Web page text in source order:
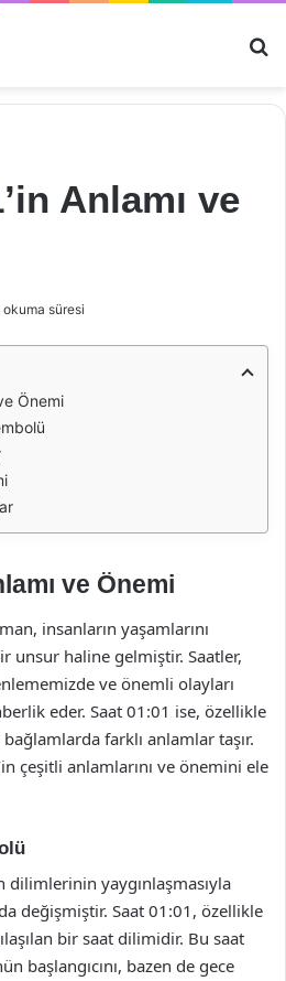
Anlamı ve
süresi
Önemi
ve Önemi
insanların yaşamlarını
unsur haline gelmiştir. Saatler,
ve önemli olayları
eder. Saat 01:01 ise, özellikle
farklı anlamlar taşır.
çeşitli anlamlarını ve önemini ele
yaygınlaşmasıyla
değişmiştir. Saat 01:01, özellikle
bir saat dilimidir. Bu saat
başlangıcını, bazen de gece